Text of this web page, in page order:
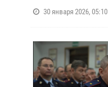
30 января 2026, 05:10